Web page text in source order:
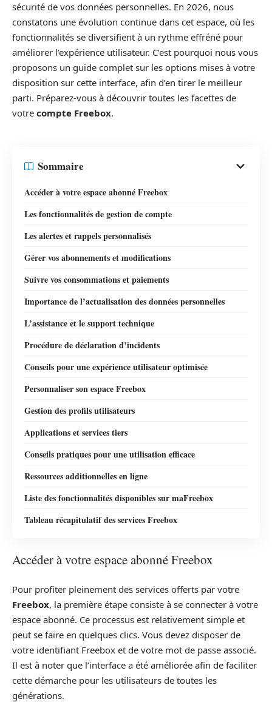
sécurité de vos données personnelles. En 2026, nous
constatons une évolution continue dans cet espace, où les
fonctionnalités se diversifient à un rythme effréné pour
améliorer l’expérience utilisateur. C’est pourquoi nous vous
proposons un guide complet sur les options mises à votre
disposition sur cette interface, afin d’en tirer le meilleur
parti. Préparez-vous à découvrir toutes les facettes de
votre compte Freebox.
Sommaire
Accéder à votre espace abonné Freebox
Les fonctionnalités de gestion de compte
Les alertes et rappels personnalisés
Gérer vos abonnements et modifications
Suivre vos consommations et paiements
Importance de l’actualisation des données personnelles
L’assistance et le support technique
Procédure de déclaration d’incidents
Conseils pour une expérience utilisateur optimisée
Personnaliser son espace Freebox
Gestion des profils utilisateurs
Applications et services tiers
Conseils pratiques pour une utilisation efficace
Ressources additionnelles en ligne
Liste des fonctionnalités disponibles sur maFreebox
Tableau récapitulatif des services Freebox
Accéder à votre espace abonné Freebox
Pour profiter pleinement des services offerts par votre
Freebox, la première étape consiste à se connecter à votre
espace abonné. Ce processus est relativement simple et
peut se faire en quelques clics. Vous devez disposer de
votre identifiant Freebox et de votre mot de passe associé.
Il est à noter que l’interface a été améliorée afin de faciliter
cette démarche pour les utilisateurs de toutes les
générations.